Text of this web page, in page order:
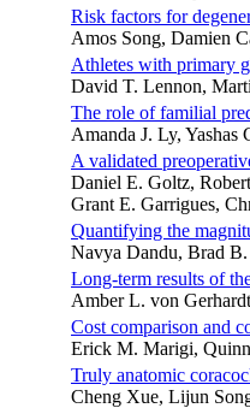
Risk factors for
Amos Song, Damien
Athletes with primary
David T. Lennon,
The role of familial
Amanda J. Ly,
A validated
Daniel E. Goltz,
Grant E. Garrigues,
Quantifying the
Navya Dandu, Brad B.
Long-term results of
Amber L. von
Cost comparison and
Erick M. Marigi, Quinn
Truly anatomic
Cheng Xue, Lijun